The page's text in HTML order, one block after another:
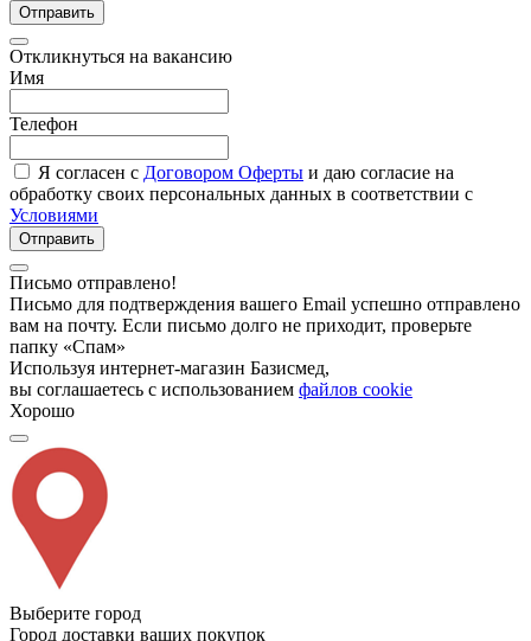
Отправить
Откликнуться на вакансию
Имя
Телефон
Я согласен с Договором Оферты и даю согласие на
обработку своих персональных данных в соответствии с
Условиями
Отправить
Письмо отправлено!
Письмо для подтверждения вашего Email успешно отправлено
вам на почту. Если письмо долго не приходит, проверьте
папку «Спам»
Используя интернет-магазин Базисмед,
вы соглашаетесь с использованием файлов cookie
Хорошо
Выберите город
Город доставки ваших покупок